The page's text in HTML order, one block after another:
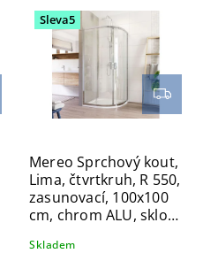
Nejdražší
Abecedně
Sleva5
Mereo Sprchový kout,
Lima, čtvrtkruh, R 550,
zasunovací, 100x100
cm, chrom ALU, sklo
Skladem